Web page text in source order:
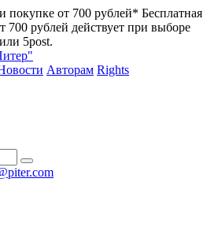
покупке от 700 рублей* Бесплатная
700 рублей действует при выборе
5post.
Авторам Rights